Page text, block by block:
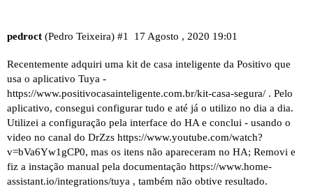
pedroct (Pedro Teixeira) 17 Agosto , 2020 19:01
#1
Recentemente adquiri uma kit de casa inteligente da Positivo que
usa o aplicativo Tuya -
https://www.positivocasainteligente.com.br/kit-casa-segura/ . Pelo
aplicativo, consegui configurar tudo e até já o utilizo no dia a dia.
Utilizei a configuração pela interface do HA e conclui - usando o
video no canal do DrZzs https://www.youtube.com/watch?
v=bVa6Yw1gCP0, mas os itens não apareceram no HA; Removi e
fiz a instação manual pela documentação https://www.home-
assistant.io/integrations/tuya , também não obtive resultado.